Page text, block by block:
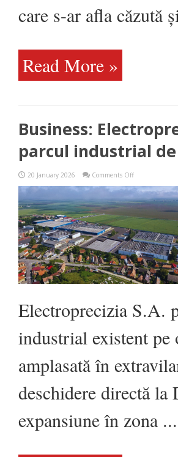
care s-ar afla căzută
Read More »
Business:
parcul industrial de
20 January 2026 Comments Offon
Electroprecizia
Holding
își
extinde
industrial
de
la
Săcele
cu
peste
7,4
Electroprecizia S.A.
industrial existent pe
amplasată în
deschidere directă
expansiune în zona ...